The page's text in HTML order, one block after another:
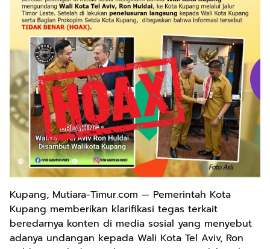
Kupang, Mutiara-Timur.com — Pemerintah Kota
Kupang memberikan klarifikasi tegas terkait
beredarnya konten di media sosial yang menyebut
adanya undangan kepada Wali Kota Tel Aviv, Ron